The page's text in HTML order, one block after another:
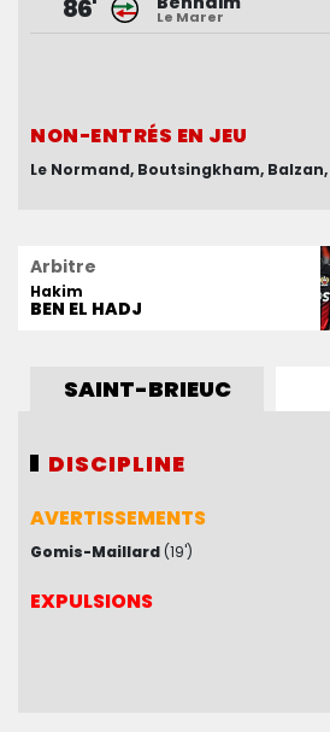
86' Le Marer
NON-ENTRÉS EN JEU
Le Normand Boutsingkham Balzan
85' Laborde
NON-ENTRÉS EN JEU
Bułka Ndayishimiye Dante Orakpo
Arbitre
Hakim
BEN EL HADJ
SAINT-BRIEUC
DISCIPLINE
AVERTISSEMENTS
Gomis-Maillard (19')
EXPULSIONS
DISCIPLINE
AVERTISSEMENTS
Clauss(40')
EXPULSIONS